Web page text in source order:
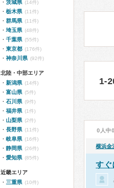
1-
0人中
横浜金
すぐ
茨城県 (14件)
栃木県 (11件)
群馬県 (11件)
埼玉県 (48件)
千葉県 (55件)
東京都 (176件)
神奈川県 (92件)
北陸・中部エリア
新潟県 (14件)
富山県 (5件)
石川県 (9件)
福井県 (1件)
山梨県 (2件)
長野県 (11件)
岐阜県 (16件)
静岡県 (26件)
愛知県 (85件)
近畿エリア
三重県 (10件)